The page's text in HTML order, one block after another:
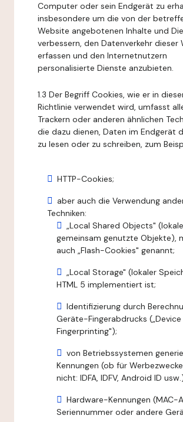
Computer oder sein Endgerät zu
insbesondere um die von der
Website angebotenen Inhalte und
verbessern, den Datenverkehr dieser
erfassen und den Internetnutzern
personalisierte Dienste anzubieten.
1.3 Der Begriff Cookies, wie er in
Richtlinie verwendet wird, umfasst
Trackern oder anderen ähnlichen
die dazu dienen, Daten im Endgerät
zu lesen oder zu schreiben, zum
HTTP-Cookies;
aber auch die Verwendung
Techniken:
„Local Shared Objects" (lokale
gemeinsam genutzte Objekte),
auch „Flash-Cookies" genannt;
„Local Storage" (lokaler
HTML 5 implementiert ist;
Identifizierung durch
Geräte-Fingerabdrucks („Device
Fingerprinting");
von Betriebssystemen
Kennungen (ob für
nicht: IDFA, IDFV, Android ID
Hardware-Kennungen (MAC-
Seriennummer oder andere